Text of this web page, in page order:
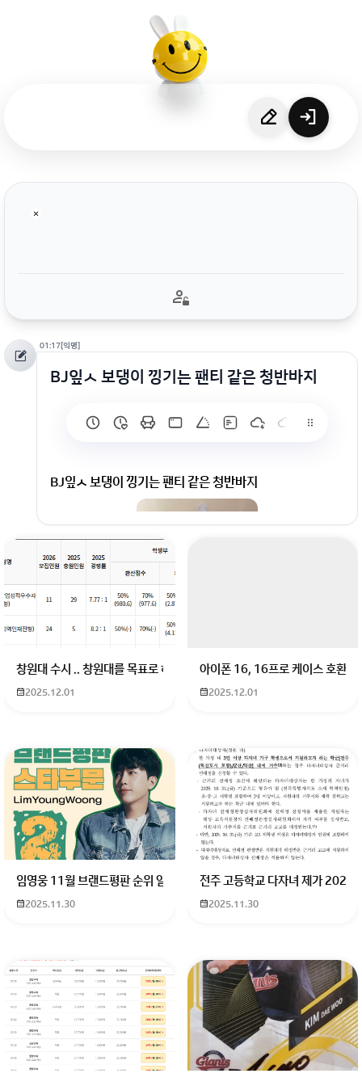
01:17[익명]
BJ잎ㅅ 보댕이 낑기는 팬티 같은 청반바지
BJ잎ㅅ 보댕이 낑기는 팬티 같은 청반바지
창원대 수시 .. 창원대를 목표로 하고 있는 09년생입니다 지금 제 내신이 5
2025.12.01
아이폰 16, 16프로 케이스 호환
2025.12.01
임영웅 11월 브랜드평판 순위 알고싶어요 임영웅 11월 브랜드평판에서
2025.11.30
전주 고등학교 다자녀 제가 2027
2025.11.30